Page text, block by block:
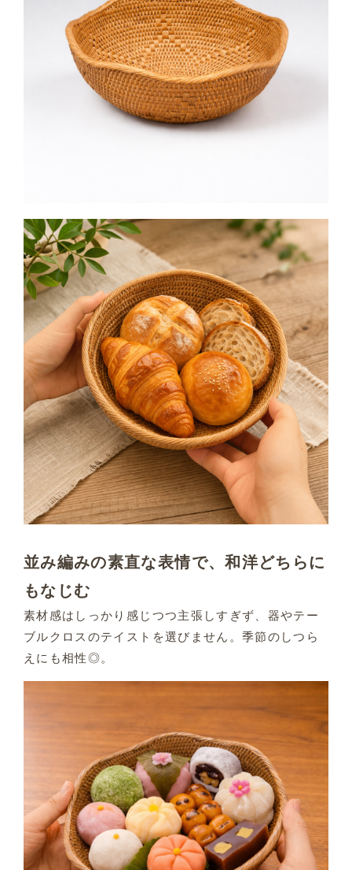
並み編みの素直な表情で、和洋どちらに
もなじむ
素材感はしっかり感じつつ主張しすぎず、器やテー
ブルクロスのテイストを選びません。季節のしつら
えにも相性◎。